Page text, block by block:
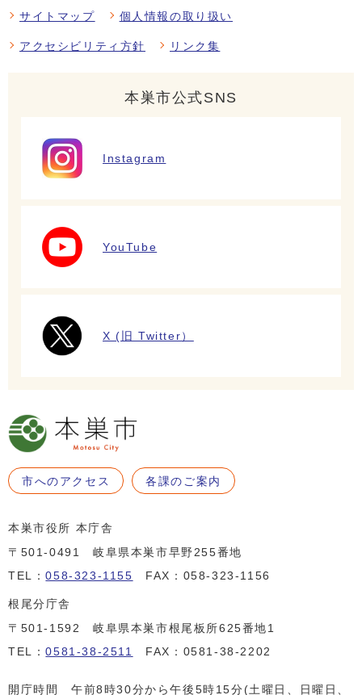
サイトマップ 個人情報の取り扱い
アクセシビリティ方針 リンク集
本巣市公式SNS
Instagram
YouTube
X (旧 Twitter）
市へのアクセス 各課のご案内
本巣市役所 本庁舎
〒501-0491 岐阜県本巣市早野255番地
TEL：058-323-1155 FAX：058-323-1156
根尾分庁舎
〒501-1592 岐阜県本巣市根尾板所625番地1
TEL：0581-38-2511 FAX：0581-38-2202
開庁時間 午前8時30分から午後5時15分(土曜日、日曜日、